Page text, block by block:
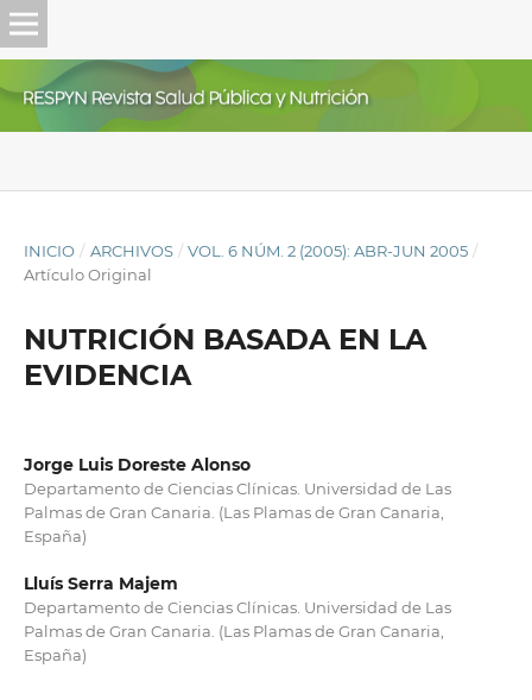
INICIO / ARCHIVOS / VOL. 6 NÚM. 2 (2005): ABR-JUN 2005 /
Artículo Original
NUTRICIÓN BASADA EN LA
EVIDENCIA
Jorge Luis Doreste Alonso
Departamento de Ciencias Clínicas. Universidad de Las
Palmas de Gran Canaria. (Las Plamas de Gran Canaria,
España)
Lluís Serra Majem
Departamento de Ciencias Clínicas. Universidad de Las
Palmas de Gran Canaria. (Las Plamas de Gran Canaria,
España)